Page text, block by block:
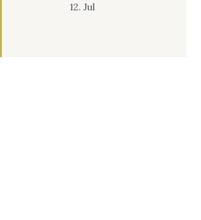
12. Jul